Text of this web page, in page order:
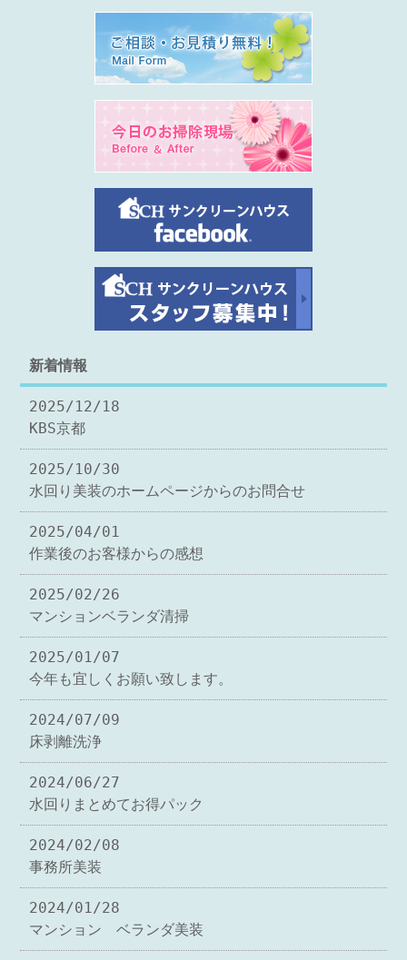
新着情報
2025/12/18
KBS京都
2025/10/30
水回り美装のホームページからのお問合せ
2025/04/01
作業後のお客様からの感想
2025/02/26
マンションベランダ清掃
2025/01/07
今年も宜しくお願い致します。
2024/07/09
床剥離洗浄
2024/06/27
水回りまとめてお得パック
2024/02/08
事務所美装
2024/01/28
マンション ベランダ美装